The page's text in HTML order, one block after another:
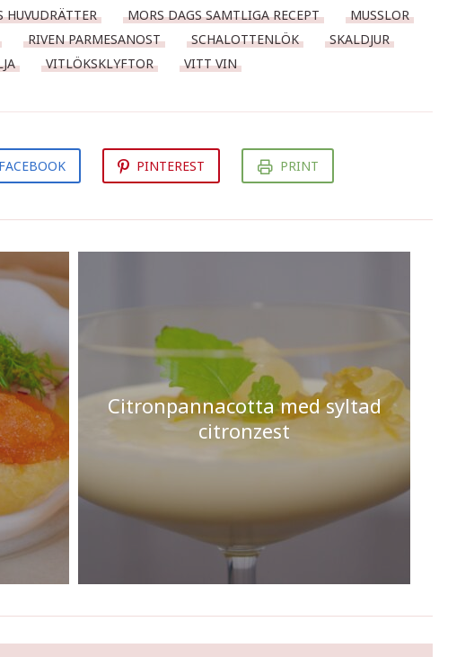
HUVUDRÄTTER MORS DAGS SAMTLIGA RECEPT
MUSSLOR
RIVEN PARMESANOST SCHALOTTENLÖK
SKALDJUR
VITLÖKSKLYFTOR VITT VIN
FACEBOOK PINTEREST PRINT
Citronpannacotta med syltad
citronzest